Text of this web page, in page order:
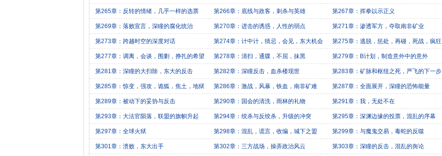
第265章：反转的情绪，几乎一样的选票 第266章：底线与政客，刺杀与英雄 第267章：挥拳以示正义
第269章：落败宣言，深瞳的腐化统治 第270章：进击的诱惑，人性的弱点 第271章：渗透军方，夺取南非矿业
第273章：跨越时空的深度对话 第274章：计中计，猜忌，会见，东大机会 第275章：逃脱，惩处，再碰，死战，疯狂
第277章：调离，会谈，围剿，挣扎的希望 第278章：清扫，通牒，不屈，抹黑 第279章：B计划，制造意外中的意外
第281章：深瞳的大扫除，东大的反击 第282章：深瞳反击，血杀楼现世 第283章：矿脉和枢纽之死，严飞的下一步
第285章：惊变，强攻，诡狐，焦土，地狱 第286章：激战，风暴，铁血，南非矿难 第287章：全面展开，深瞳的恐怖能量
第289章：被动下的妥协与反击 第290章：国会的清洗，雨林的礼物 第291章：我，无处不在
第293章：大法官陨落，联盟的旗帜升起 第294章：绞杀与反绞杀，升级的冲突 第295章：深渊边缘的投票，混乱的序幕
第297章：全球火狱 第298章：混乱，谎言，收编，城下之盟 第299章：与魔鬼交易，毒蛇的反噬
第301章：溃败，东大出手 第302章：三方战场，操弄政治风云 第303章：深瞳的反击，混乱的舆论